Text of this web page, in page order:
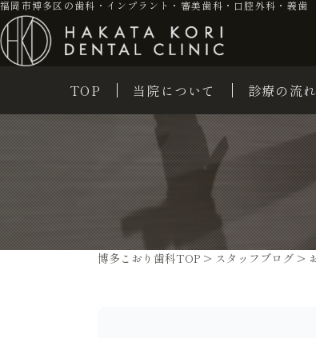
福岡市博多区の歯科・インプラント・審美歯科・口腔外科・義歯
TOP 当院について 診療の流れ
博多こおり歯科TOP > スタッフブログ >